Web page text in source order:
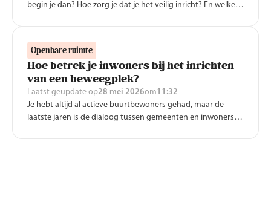
begin je dan? Hoe zorg je dat je het veilig inricht? En welke
Openbare ruimte
Hoe betrek je inwoners bij het inrichten
van een beweegplek?
Laatst geupdate op28 mei 2026om11:32
Je hebt altijd al actieve buurtbewoners gehad, maar de
laatste jaren is de dialoog tussen gemeenten en inwoners